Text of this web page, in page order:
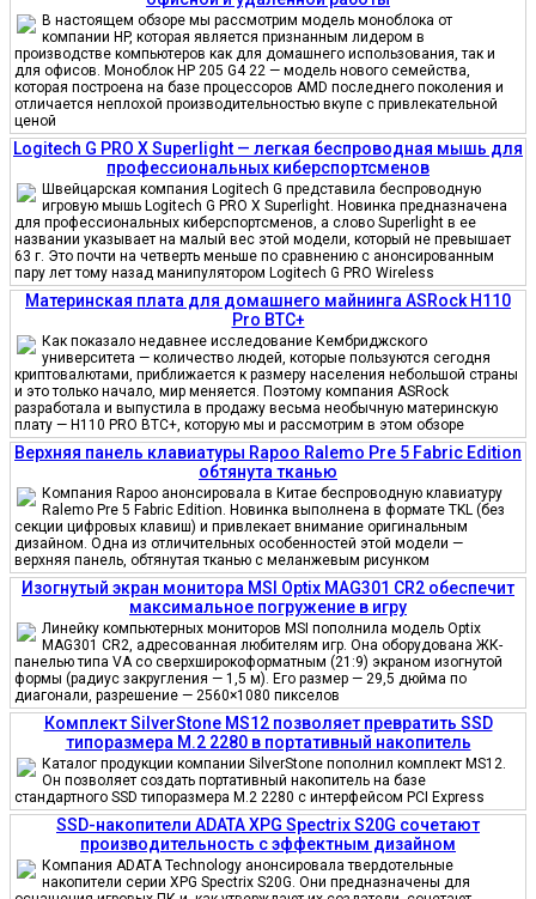
В настоящем обзоре мы рассмотрим модель моноблока от
компании HP, которая является признанным лидером в
производстве компьютеров как для домашнего использования, так и
для офисов. Моноблок HP 205 G4 22 — модель нового семейства,
которая построена на базе процессоров AMD последнего поколения и
отличается неплохой производительностью вкупе с привлекательной
ценой
Logitech G PRO X Superlight — легкая беспроводная мышь для
профессиональных киберспортсменов
Швейцарская компания Logitech G представила беспроводную
игровую мышь Logitech G PRO X Superlight. Новинка предназначена
для профессиональных киберспортсменов, а слово Superlight в ее
названии указывает на малый вес этой модели, который не превышает
63 г. Это почти на четверть меньше по сравнению с анонсированным
пару лет тому назад манипулятором Logitech G PRO Wireless
Материнская плата для домашнего майнинга ASRock H110
Pro BTC+
Как показало недавнее исследование Кембриджского
университета — количество людей, которые пользуются сегодня
криптовалютами, приближается к размеру населения небольшой страны
и это только начало, мир меняется. Поэтому компания ASRock
разработала и выпустила в продажу весьма необычную материнскую
плату — H110 PRO BTC+, которую мы и рассмотрим в этом обзоре
Верхняя панель клавиатуры Rapoo Ralemo Pre 5 Fabric Edition
обтянута тканью
Компания Rapoo анонсировала в Китае беспроводную клавиатуру
Ralemo Pre 5 Fabric Edition. Новинка выполнена в формате TKL (без
секции цифровых клавиш) и привлекает внимание оригинальным
дизайном. Одна из отличительных особенностей этой модели —
верхняя панель, обтянутая тканью с меланжевым рисунком
Изогнутый экран монитора MSI Optix MAG301 CR2 обеспечит
максимальное погружение в игру
Линейку компьютерных мониторов MSI пополнила модель Optix
MAG301 CR2, адресованная любителям игр. Она оборудована ЖК-
панелью типа VA со сверхширокоформатным (21:9) экраном изогнутой
формы (радиус закругления — 1,5 м). Его размер — 29,5 дюйма по
диагонали, разрешение — 2560×1080 пикселов
Комплект SilverStone MS12 позволяет превратить SSD
типоразмера M.2 2280 в портативный накопитель
Каталог продукции компании SilverStone пополнил комплект MS12.
Он позволяет создать портативный накопитель на базе
стандартного SSD типоразмера M.2 2280 с интерфейсом PCI Express
SSD-накопители ADATA XPG Spectrix S20G сочетают
производительность с эффектным дизайном
Компания ADATA Technology анонсировала твердотельные
накопители серии XPG Spectrix S20G. Они предназначены для